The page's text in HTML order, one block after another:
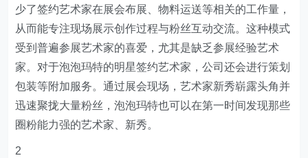
少了签约艺术家在展会布展、物料运送等相关的工作量，
从而能专注现场展示创作过程与粉丝互动交流。这种模式
受到普遍参展艺术家的喜爱，尤其是缺乏参展经验艺术
家。对于泡泡玛特的明星签约艺术家，公司还会进行策划
包装等附加服务。通过展会现场，艺术家新秀崭露头角并
迅速聚拢大量粉丝，泡泡玛特也可以在第一时间发现那些
圈粉能力强的艺术家、新秀。
2